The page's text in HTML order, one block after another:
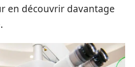
en découvrir davantage